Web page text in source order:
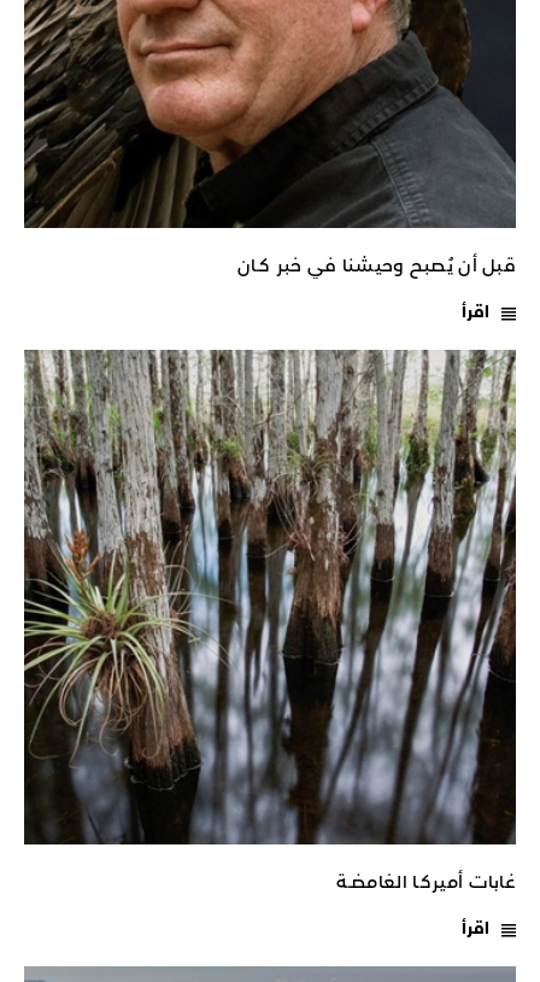
قبل أن يُصبح وحيشنا في خبر كـان
اقرأ
غابات أميركـا الغامضـة
اقرأ